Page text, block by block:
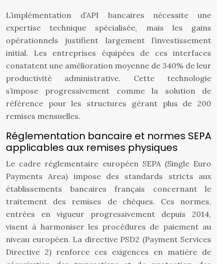
L’implémentation d’API bancaires nécessite une
expertise technique spécialisée, mais les gains
opérationnels justifient largement l’investissement
initial. Les entreprises équipées de ces interfaces
constatent une amélioration moyenne de 340% de leur
productivité administrative. Cette technologie
s’impose progressivement comme la solution de
référence pour les structures gérant plus de 200
remises mensuelles.
Réglementation bancaire et normes SEPA
applicables aux remises physiques
Le cadre réglementaire européen SEPA (Single Euro
Payments Area) impose des standards stricts aux
établissements bancaires français concernant le
traitement des remises de chèques. Ces normes,
entrées en vigueur progressivement depuis 2014,
visent à harmoniser les procédures de paiement au
niveau européen. La directive PSD2 (Payment Services
Directive 2) renforce ces exigences en matière de